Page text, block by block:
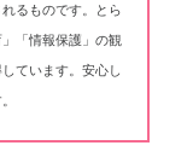
るものです。とら
「情報保護」の観
ています。安心し